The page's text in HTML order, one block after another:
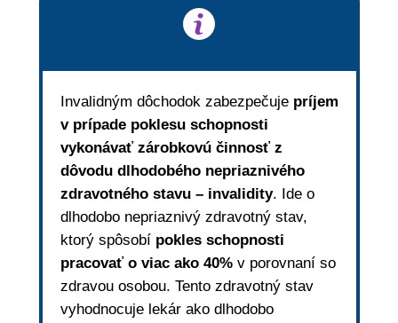
Invalidným dôchodok zabezpečujepríjem
v prípade poklesu schopnosti
vykonávať zárobkovú činnosť z
dôvodu dlhodobého nepriaznivého
zdravotného stavu – invalidity. Ide o
dlhodobo nepriaznivý zdravotný stav,
ktorý spôsobí pokles schopnosti
pracovať o viac ako 40%v porovnaní so
zdravou osobou. Tento zdravotný stav
vyhodnocuje lekár ako dlhodobo